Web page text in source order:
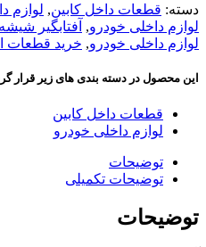
دسته: قطعات داخل کابین, لوازم
لوازم داخلی خودرو, آفتابگیر
لوازم داخلی خودرو, خرید قطعات
این محصول در دسته بندی های زیر قرار
قطعات داخل کابین
لوازم داخلی خودرو
توضیحات
توضیحات تکمیلی
توضیحات